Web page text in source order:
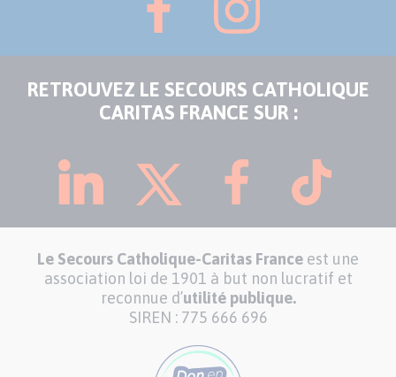
RETROUVEZ LE SECOURS CATHOLIQUE
CARITAS FRANCE SUR :
Le Secours Catholique-Caritas France est une
association loi de 1901 à but non lucratif et
reconnue d’utilité publique.
SIREN : 775 666 696